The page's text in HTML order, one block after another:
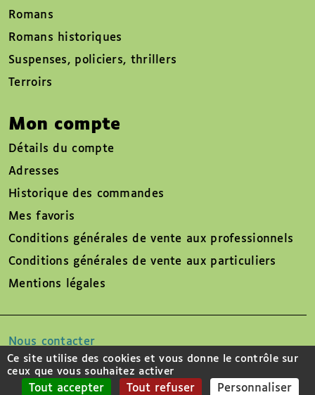
Romans
Romans historiques
Suspenses, policiers, thrillers
Terroirs
Mon compte
Détails du compte
Adresses
Historique des commandes
Mes favoris
Conditions générales de vente aux professionnels
Conditions générales de vente aux particuliers
Mentions légales
Nous contacter
Suivez-nous sur
Ce site utilise des cookies et vous donne le contrôle sur
ceux que vous souhaitez activer
Tout accepter Tout refuser Personnaliser